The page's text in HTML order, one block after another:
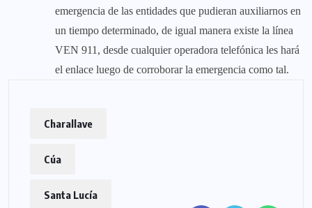
emergencia de las entidades que pudieran auxiliarnos en
un tiempo determinado, de igual manera existe la línea
VEN 911, desde cualquier operadora telefónica les hará
el enlace luego de corroborar la emergencia como tal.
Charallave
Cúa
Santa Lucía